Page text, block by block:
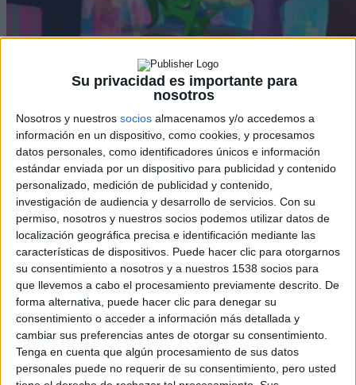
Su privacidad es importante para
nosotros
Nosotros y nuestros socios almacenamos y/o accedemos a
información en un dispositivo, como cookies, y procesamos
datos personales, como identificadores únicos e información
estándar enviada por un dispositivo para publicidad y contenido
personalizado, medición de publicidad y contenido,
investigación de audiencia y desarrollo de servicios. Con su
permiso, nosotros y nuestros socios podemos utilizar datos de
localización geográfica precisa e identificación mediante las
características de dispositivos. Puede hacer clic para otorgarnos
su consentimiento a nosotros y a nuestros 1538 socios para
que llevemos a cabo el procesamiento previamente descrito. De
forma alternativa, puede hacer clic para denegar su
consentimiento o acceder a información más detallada y
cambiar sus preferencias antes de otorgar su consentimiento.
Tenga en cuenta que algún procesamiento de sus datos
personales puede no requerir de su consentimiento, pero usted
‘Ralph rompe Internet’: Teaser tráiler en castellano
David Pérez "Davicine" 28 febrero, 2018